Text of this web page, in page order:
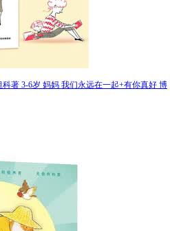
著 3-6岁 妈妈 我们永远在一起+有你真好 博